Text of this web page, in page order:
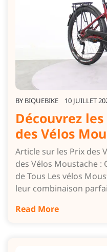
BY BIQUEBIKE 10 JUILLET
Découvrez
des Vélos
Article sur les Prix des
des Vélos Moustache :
de Tous Les vélos
leur combinaison
Read More